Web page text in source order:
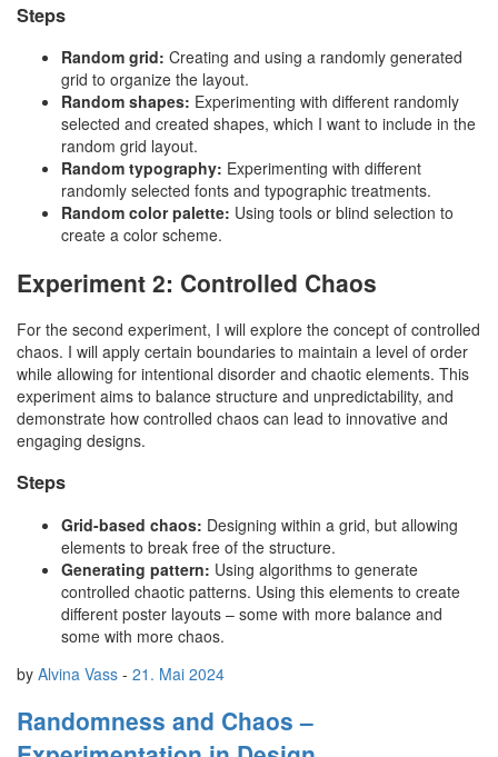
Steps
Random grid: Creating and using a randomly generated
grid to organize the layout.
Random shapes: Experimenting with different randomly
selected and created shapes, which I want to include in the
random grid layout.
Random typography: Experimenting with different
randomly selected fonts and typographic treatments.
Random color palette: Using tools or blind selection to
create a color scheme.
Experiment 2: Controlled Chaos
For the second experiment, I will explore the concept of controlled
chaos. I will apply certain boundaries to maintain a level of order
while allowing for intentional disorder and chaotic elements. This
experiment aims to balance structure and unpredictability, and
demonstrate how controlled chaos can lead to innovative and
engaging designs.
Steps
Grid-based chaos: Designing within a grid, but allowing
elements to break free of the structure.
Generating pattern: Using algorithms to generate
controlled chaotic patterns. Using this elements to create
different poster layouts – some with more balance and
some with more chaos.
by Alvina Vass - 21. Mai 2024
Randomness and Chaos –